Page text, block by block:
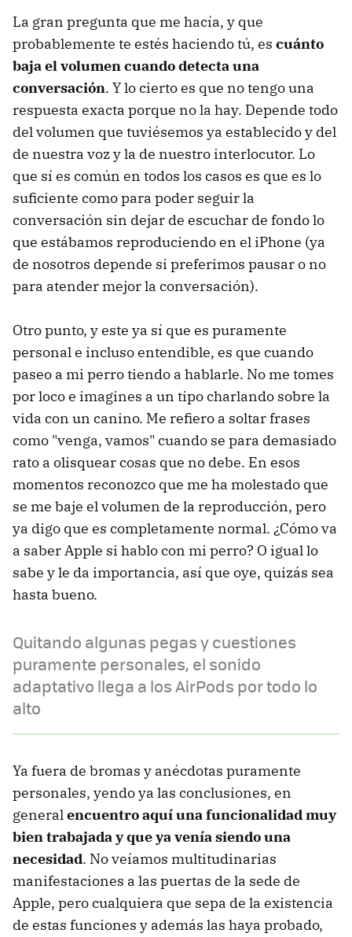
La gran pregunta que me hacía, y que
probablemente te estés haciendo tú, es cuánto
baja el volumen cuando detecta una
conversación. Y lo cierto es que no tengo una
respuesta exacta porque no la hay. Depende todo
del volumen que tuviésemos ya establecido y del
de nuestra voz y la de nuestro interlocutor. Lo
que sí es común en todos los casos es que es lo
suficiente como para poder seguir la
conversación sin dejar de escuchar de fondo lo
que estábamos reproduciendo en el iPhone (ya
de nosotros depende si preferimos pausar o no
para atender mejor la conversación).
Otro punto, y este ya sí que es puramente
personal e incluso entendible, es que cuando
paseo a mi perro tiendo a hablarle. No me tomes
por loco e imagines a un tipo charlando sobre la
vida con un canino. Me refiero a soltar frases
como "venga, vamos" cuando se para demasiado
rato a olisquear cosas que no debe. En esos
momentos reconozco que me ha molestado que
se me baje el volumen de la reproducción, pero
ya digo que es completamente normal. ¿Cómo va
a saber Apple si hablo con mi perro? O igual lo
sabe y le da importancia, así que oye, quizás sea
hasta bueno.
Quitando algunas pegas y cuestiones
puramente personales, el sonido
adaptativo llega a los AirPods por todo lo
alto
Ya fuera de bromas y anécdotas puramente
personales, yendo ya las conclusiones, en
generalencuentro aquí una funcionalidad muy
bien trabajada y que ya venía siendo una
necesidad. No veíamos multitudinarias
manifestaciones a las puertas de la sede de
Apple, pero cualquiera que sepa de la existencia
de estas funciones y además las haya probado,